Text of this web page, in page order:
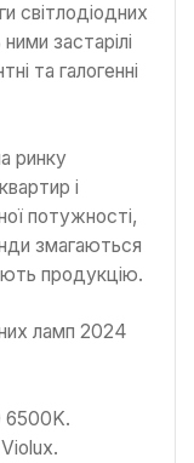
світлодіодних
застарілі
та галогенні
ринку
і
потужності,
змагаються
продукцію.
ламп 2024
6500K.